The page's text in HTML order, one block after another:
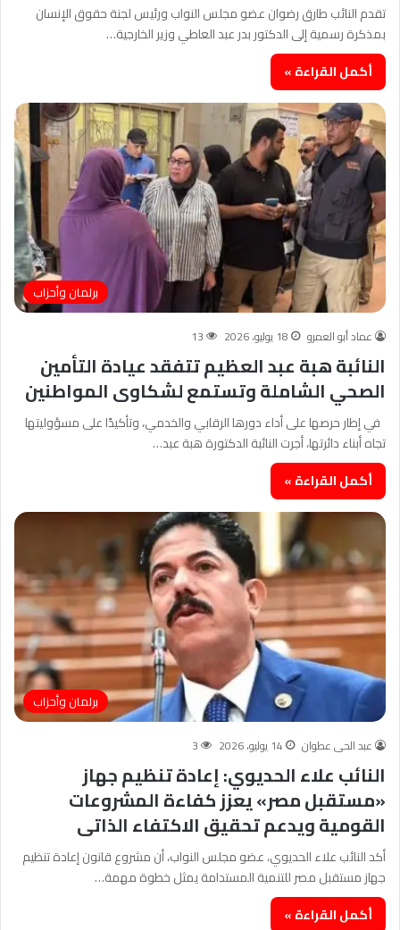
تقدم النائب طارق رضوان عضو مجلس النواب ورئيس لجنة حقوق الإنسان
بمذكرة رسمية إلى الدكتور بدر عبد العاطي وزير الخارجية…
أكمل القراءة »
برلمان وأحزاب
عماد أبو العمرو 18 يوليو، 2026 13
النائبة هبة عبد العظيم تتفقد عيادة التأمين
الصحي الشاملة وتستمع لشكاوى المواطنين
في إطار حرصها على أداء دورها الرقابي والخدمي، وتأكيدًا على مسؤوليتها
تجاه أبناء دائرتها، أجرت النائبة الدكتورة هبة عبد…
أكمل القراءة »
برلمان وأحزاب
عبد الحى عطوان 14 يوليو، 2026 3
النائب علاء الحديوي: إعادة تنظيم جهاز
«مستقبل مصر» يعزز كفاءة المشروعات
القومية ويدعم تحقيق الاكتفاء الذاتى
أكد النائب علاء الحديوي، عضو مجلس النواب، أن مشروع قانون إعادة تنظيم
جهاز مستقبل مصر للتنمية المستدامة يمثل خطوة مهمة…
أكمل القراءة »